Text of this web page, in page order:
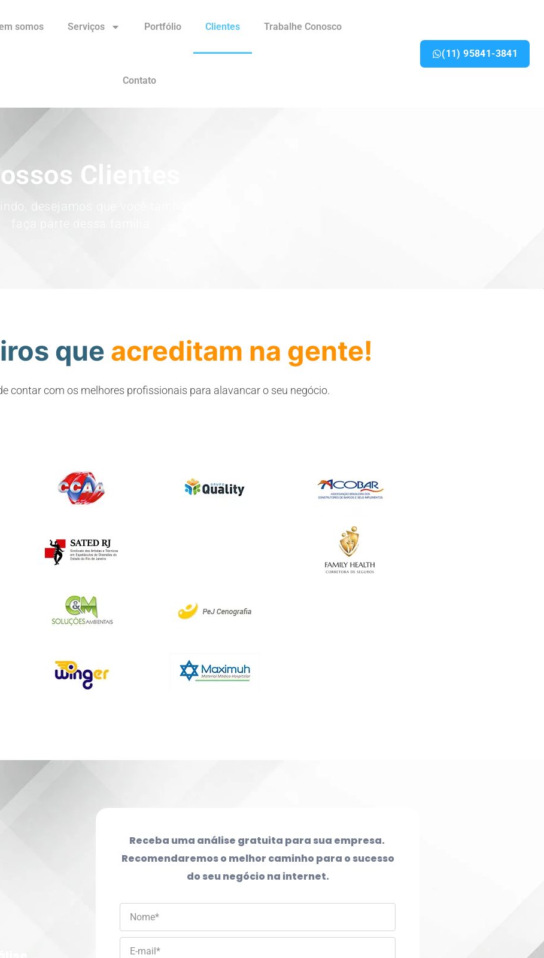
somos Serviços Portfólio Clientes Trabalhe Conosco
Contato
(11) 95841-3841
Clientes
desejamos que você também
que acreditam na gente!
contar com os melhores profissionais para alavancar o seu negócio.
Receba uma análise gratuita para sua empresa.
Recomendaremos o melhor caminho para o sucesso
do seu negócio na internet.